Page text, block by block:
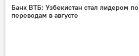
Ташкентский международный кинофестиваль
Самарканд
Культура
Банк ВТБ: Узбекистан стал лидером по
переводам в августе